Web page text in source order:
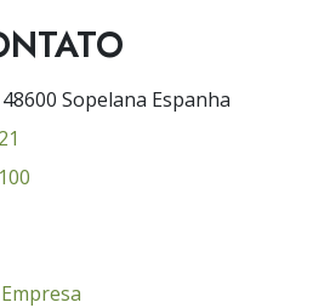
Sopelana Espanha
Empresa